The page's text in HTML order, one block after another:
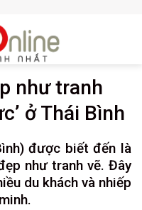
như tranh
ở Thái Bình
được biết đến là
như tranh vẽ. Đây
du khách và nhiếp